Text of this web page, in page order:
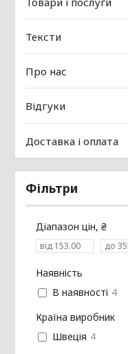
Тексти
Про нас
Відгуки
Доставка і оплата
Фільтри
Діапазон цін, ₴
Наявність
В наявності 4
Країна виробник
Швеція 4